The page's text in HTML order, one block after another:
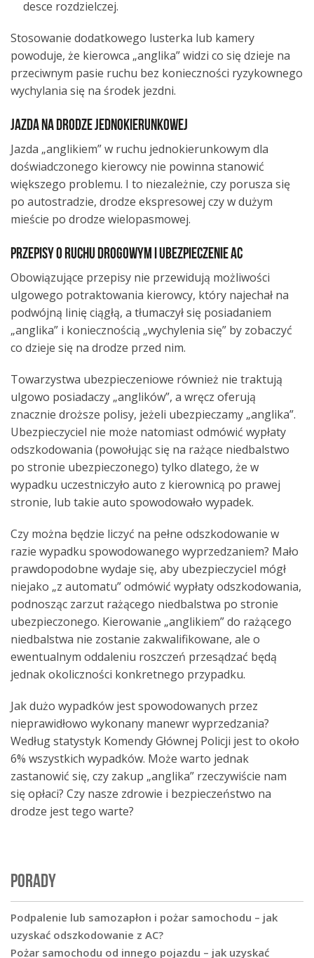
desce rozdzielczej.
Stosowanie dodatkowego lusterka lub kamery
powoduje, że kierowca „anglika” widzi co się dzieje na
przeciwnym pasie ruchu bez konieczności ryzykownego
wychylania się na środek jezdni.
Jazda na drodze jednokierunkowej
Jazda „anglikiem” w ruchu jednokierunkowym dla
doświadczonego kierowcy nie powinna stanowić
większego problemu. I to niezależnie, czy porusza się
po autostradzie, drodze ekspresowej czy w dużym
mieście po drodze wielopasmowej.
Przepisy o ruchu drogowym i ubezpieczenie AC
Obowiązujące przepisy nie przewidują możliwości
ulgowego potraktowania kierowcy, który najechał na
podwójną linię ciągłą, a tłumaczył się posiadaniem
„anglika” i koniecznością „wychylenia się” by zobaczyć
co dzieje się na drodze przed nim.
Towarzystwa ubezpieczeniowe również nie traktują
ulgowo posiadaczy „anglików”, a wręcz oferują
znacznie droższe polisy, jeżeli ubezpieczamy „anglika”.
Ubezpieczyciel nie może natomiast odmówić wypłaty
odszkodowania (powołując się na rażące niedbalstwo
po stronie ubezpieczonego) tylko dlatego, że w
wypadku uczestniczyło auto z kierownicą po prawej
stronie, lub takie auto spowodowało wypadek.
Czy można będzie liczyć na pełne odszkodowanie w
razie wypadku spowodowanego wyprzedzaniem? Mało
prawdopodobne wydaje się, aby ubezpieczyciel mógł
niejako „z automatu” odmówić wypłaty odszkodowania,
podnosząc zarzut rażącego niedbalstwa po stronie
ubezpieczonego. Kierowanie „anglikiem” do rażącego
niedbalstwa nie zostanie zakwalifikowane, ale o
ewentualnym oddaleniu roszczeń przesądzać będą
jednak okoliczności konkretnego przypadku.
Jak dużo wypadków jest spowodowanych przez
nieprawidłowo wykonany manewr wyprzedzania?
Według statystyk Komendy Głównej Policji jest to około
6% wszystkich wypadków. Może warto jednak
zastanowić się, czy zakup „anglika” rzeczywiście nam
się opłaci? Czy nasze zdrowie i bezpieczeństwo na
drodze jest tego warte?
PORADY
Podpalenie lub samozapłon i pożar samochodu – jak
uzyskać odszkodowanie z AC?
Pożar samochodu od innego pojazdu – jak uzyskać